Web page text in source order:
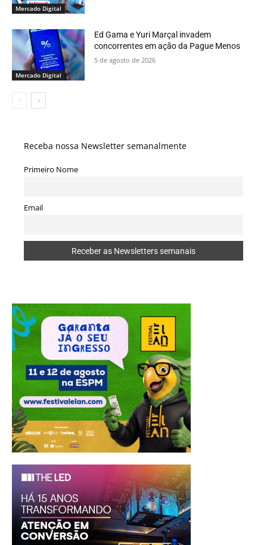
Mercado Digital
Mercado Digital
Ed Gama e Yuri Marçal invadem
concorrentes em ação da Pague Menos
5 de agosto de 2026
Receba nossa Newsletter semanalmente
Primeiro Nome
Email